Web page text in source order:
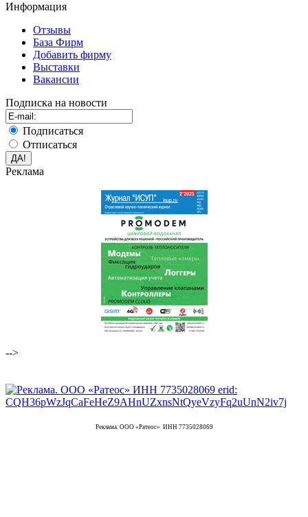
Информация
Отзывы
База Фирм
Добавить фирму
Выставки
Вакансии
Подписка на новости
Подписаться
Отписаться
Реклама
-->
Реклама. ООО «Ратеос» ИНН 7735028069